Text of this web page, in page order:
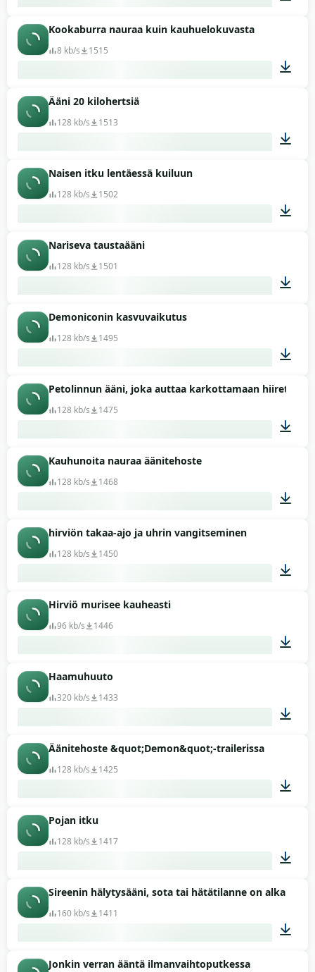
Kookaburra nauraa kuin kauhuelokuvasta
8 kb/s 1515
Ääni 20 kilohertsiä
128 kb/s 1513
Naisen itku lentäessä kuiluun
128 kb/s 1502
Nariseva taustaääni
128 kb/s 1501
Demoniconin kasvuvaikutus
128 kb/s 1495
00:09
Petolinnun ääni, joka auttaa karkottamaan hiiret tai
128 kb/s 1475
Kauhunoita nauraa äänitehoste
128 kb/s 1468
hirviön takaa-ajo ja uhrin vangitseminen
128 kb/s 1450
Hirviö murisee kauheasti
96 kb/s 1446
Haamuhuuto
320 kb/s 1433
Äänitehoste &quot;Demon&quot;-trailerissa
128 kb/s 1425
Pojan itku
128 kb/s 1417
00:07
Sireenin hälytysääni, sota tai hätätilanne on alkanut
160 kb/s 1411
Jonkin verran ääntä ilmanvaihtoputkessa